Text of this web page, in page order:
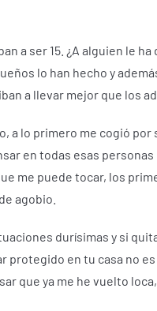
a ser 15. ¿A alguien le ha
lo han hecho y
a llevar mejor que los
a lo primero me cogió por
en todas esas
me puede tocar, los
agobio.
durísimas y si
protegido en tu casa no
que ya me he vuelto